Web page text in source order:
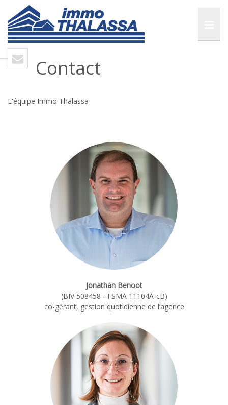
Contact
L'équipe Immo Thalassa
Jonathan Benoot
(BIV 508458 - FSMA 11104A-cB)
co-gérant, gestion quotidienne de l’agence